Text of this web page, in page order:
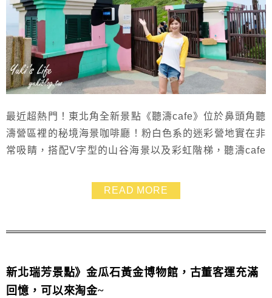
最近超熱門！東北角全新景點《聽濤cafe》位於鼻頭角聽
濤營區裡的秘境海景咖啡廳！粉白色系的迷彩營地實在非
常吸睛，搭配V字型的山谷海景以及彩虹階梯，聽濤cafe
啡賞海景，當作運動也不錯啦！
READ MORE
新北瑞芳景點》金瓜石黃金博物館，古董客運充滿
回憶，可以來淘金~